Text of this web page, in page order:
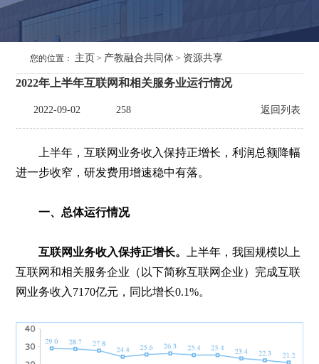
您的位置： 主页 > 产教融合共同体 > 资源共享
2022年上半年互联网和相关服务业运行情况
2022-09-02 258 返回列表
上半年，互联网业务收入保持正增长，利润总额降幅
进一步收窄，研发费用增速稳中有落。
一、总体运行情况
互联网业务收入保持正增长。
上半年，我国规模以上
互联网和相关服务企业（以下简称互联网企业）完成互联
网业务收入7170亿元，同比增长0.1%。